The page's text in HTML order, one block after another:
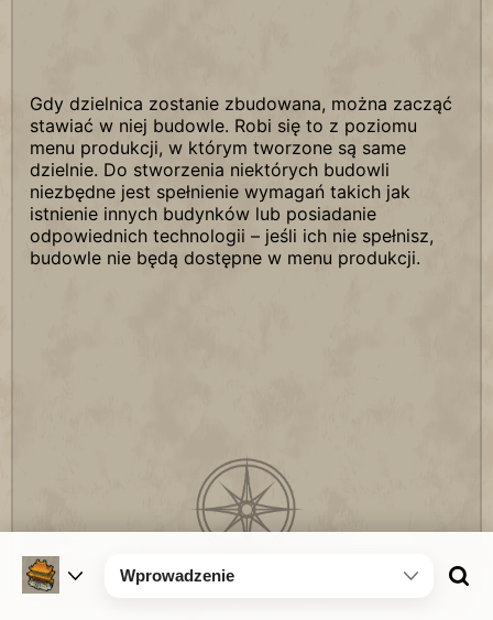
Gdy dzielnica zostanie zbudowana, można zacząć
stawiać w niej budowle. Robi się to z poziomu
menu produkcji, w którym tworzone są same
dzielnie. Do stworzenia niektórych budowli
niezbędne jest spełnienie wymagań takich jak
istnienie innych budynków lub posiadanie
odpowiednich technologii – jeśli ich nie spełnisz,
budowle nie będą dostępne w menu produkcji.
Wprowadzenie